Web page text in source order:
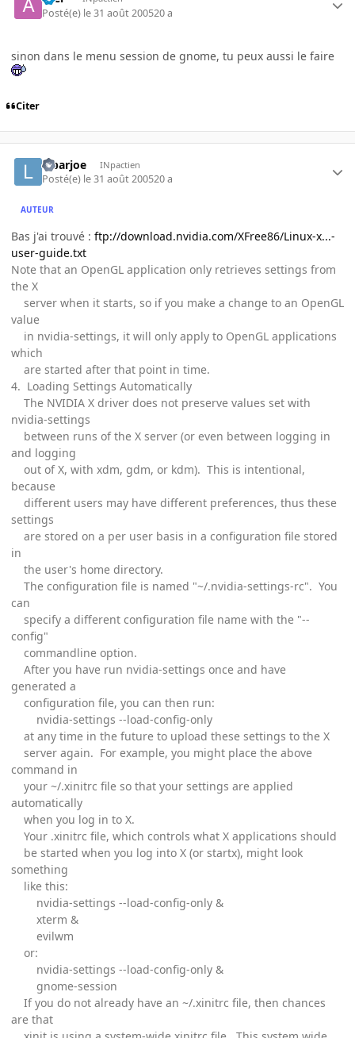
Posté(e) le 31 août 200520 a
sinon dans le menu session de gnome, tu peux aussi le faire
Citer
lebarjoe INpactien
Posté(e) le 31 août 200520 a
AUTEUR
Bas j'ai trouvé : ftp://download.nvidia.com/XFree86/Linux-x...-
user-guide.txt
Note that an OpenGL application only retrieves settings from
the X
server when it starts, so if you make a change to an OpenGL
value
in nvidia-settings, it will only apply to OpenGL applications
which
are started after that point in time.
4. Loading Settings Automatically
The NVIDIA X driver does not preserve values set with
nvidia-settings
between runs of the X server (or even between logging in
and logging
out of X, with xdm, gdm, or kdm). This is intentional,
because
different users may have different preferences, thus these
settings
are stored on a per user basis in a configuration file stored
in
the user's home directory.
The configuration file is named "~/.nvidia-settings-rc". You
can
specify a different configuration file name with the "--
config"
commandline option.
After you have run nvidia-settings once and have
generated a
configuration file, you can then run:
nvidia-settings --load-config-only
at any time in the future to upload these settings to the X
server again. For example, you might place the above
command in
your ~/.xinitrc file so that your settings are applied
automatically
when you log in to X.
Your .xinitrc file, which controls what X applications should
be started when you log into X (or startx), might look
something
like this:
nvidia-settings --load-config-only &
xterm &
evilwm
or:
nvidia-settings --load-config-only &
gnome-session
If you do not already have an ~/.xinitrc file, then chances
are that